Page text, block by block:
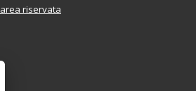
area riservata